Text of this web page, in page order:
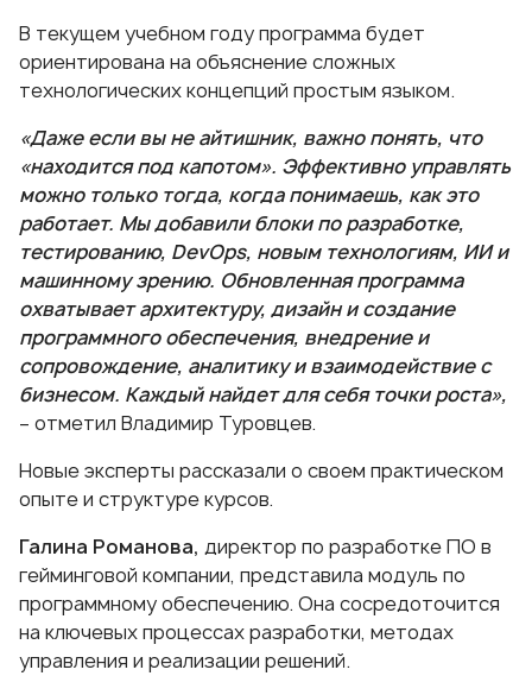
В текущем учебном году программа будет
ориентирована на объяснение сложных
технологических концепций простым языком.
«Даже если вы не айтишник, важно понять, что
«находится под капотом». Эффективно управлять
можно только тогда, когда понимаешь, как это
работает. Мы добавили блоки по разработке,
тестированию, DevOps, новым технологиям, ИИ и
машинному зрению. Обновленная программа
охватывает архитектуру, дизайн и создание
программного обеспечения, внедрение и
сопровождение, аналитику и взаимодействие с
бизнесом. Каждый найдет для себя точки роста»,
– отметил Владимир Туровцев.
Новые эксперты рассказали о своем практическом
опыте и структуре курсов.
Галина Романова, директор по разработке ПО в
гейминговой компании, представила модуль по
программному обеспечению. Она сосредоточится
на ключевых процессах разработки, методах
управления и реализации решений.